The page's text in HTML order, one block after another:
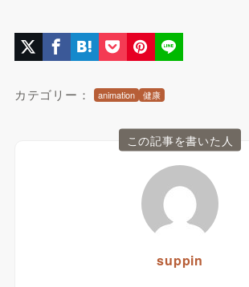
カテゴリー： animation 健康
この記事を書いた人
suppin